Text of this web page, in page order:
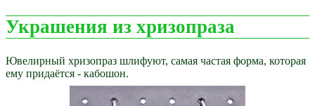
Украшения из хризопраза
Ювелирный хризопраз шлифуют, самая частая форма, которая
ему придаётся - кабошон.